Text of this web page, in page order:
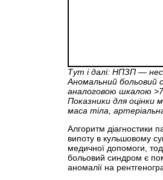
Тут і далі: НПЗП —
Аномальний больовий
аналоговою шкалою
Показники для оцінки
маса тіла,
Алгоритм діагностики
випоту в кульшовому
медичної допомоги,
больовий синдром є
аномалії на